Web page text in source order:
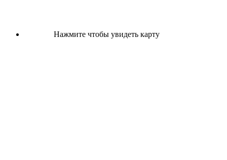
Нажмите чтобы увидеть карту